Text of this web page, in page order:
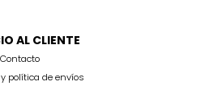
AL CLIENTE
Contacto
política de envíos